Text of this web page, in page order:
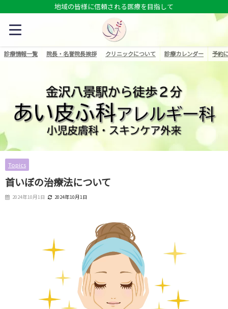
地域の皆様に信頼される医療を目指して
診療情報一覧 院長・名誉院長挨拶 クリニックについて 診療カレンダー 予約
Topics
首いぼの治療法について
2024年10月1日 2024年10月1日